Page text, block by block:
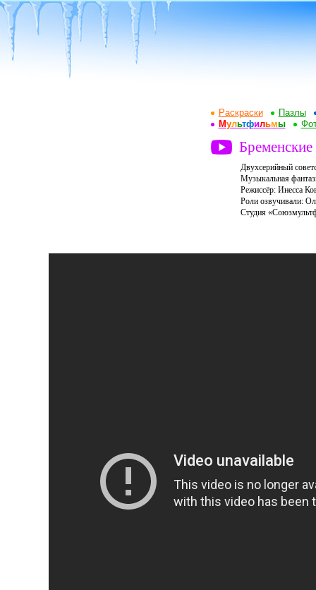
Раскраски
Пазлы
Мультфильмы
Двухсерийный
Музыкальная
Режиссёр: Инесса
Роли озвучивали:
Студия